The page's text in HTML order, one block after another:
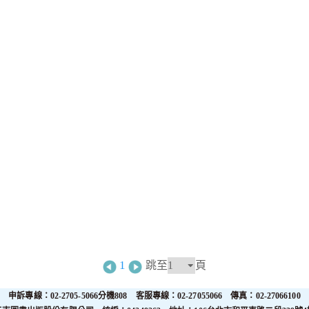
1 跳至 頁
申訴專線：02-2705-5066分機808 客服專線：02-27055066 傳真：02-27066100